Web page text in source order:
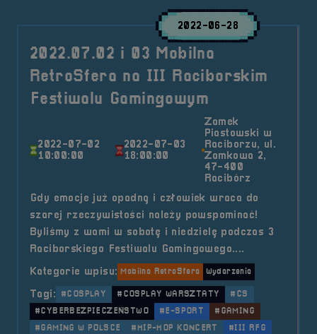
2022-06-28
2022.07.02 i 03 Mobilna
RetroSfera na III Raciborskim
Festiwalu Gamingowym
2022-07-02
10:00:00
2022-07-03
18:00:00
Zamek
Piastowski w
Raciborzu, ul.
Zamkowa 2,
47-400
Racibórz
Gdy emocje już opadną i człowiek wraca do
szarej rzeczywistości należy powspominać!
Byliśmy z wami w sobotę i niedzielę podczas 3
Raciborskiego Festiwalu Gamingowego....
Kategorie wpisu: Mobilna RetroSfera Wydarzenia
Tagi: #COSPLAY #COSPLAY WARSZTATY
#CS
#CYBERBEZPIECZEŃSTWO
#E-SPORT
#GAMING
#GAMING W POLSCE
#HIP-HOP KONCERT
#III RFG